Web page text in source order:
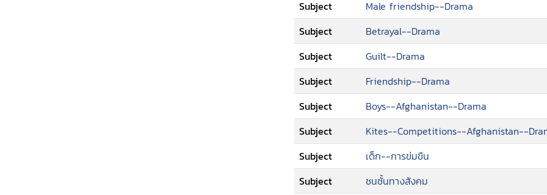
Subject
Male friendship--Drama
Subject
Betrayal--Drama
Subject
Guilt--Drama
Subject
Friendship--Drama
Subject
Boys--Afghanistan--Drama
Subject
Kites--Competitions--Afghanistan--
Subject
เด็ก--การข่มขืน
Subject
ชนชั้นทางสังคม